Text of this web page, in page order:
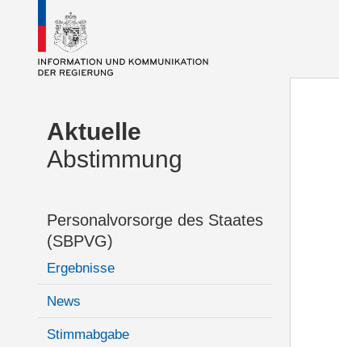
Aktuelle
Abstimmung
Personalvorsorge des Staates
(SBPVG)
Ergebnisse
News
Stimmabgabe